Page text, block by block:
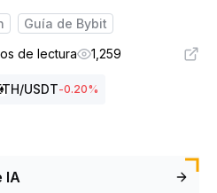
Guía de Bybit
de lectura 1,259
/USDT-0.20%
IA